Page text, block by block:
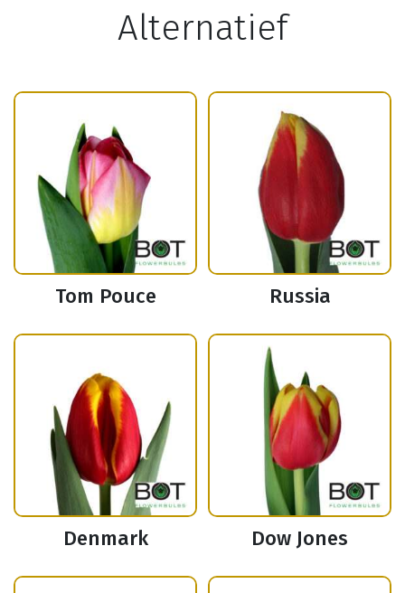
Alternatief
Tom Pouce Russia
Denmark Dow Jones